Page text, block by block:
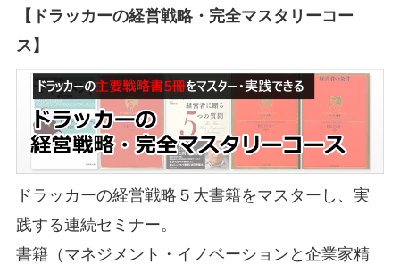
【ドラッカーの経営戦略・完全マスタリーコー
ス】
ドラッカーの経営戦略５大書籍をマスターし、実
践する連続セミナー。
書籍（マネジメント・イノベーションと企業家精